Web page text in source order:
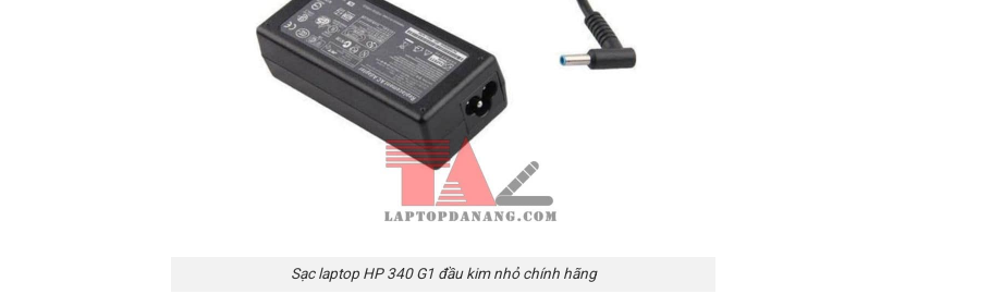
Sạc laptop HP 340 G1 đầu kim nhỏ chính hãng